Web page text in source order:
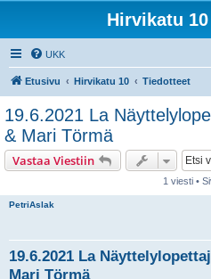
Hirvikatu
UKK
Etusivu Hirvikatu 10 Tiedotteet
19.6.2021 La
& Mari Törmä
Vastaa Viestiin
1 viesti •
PetriAslak
19.6.2021 La
Mari Törmä